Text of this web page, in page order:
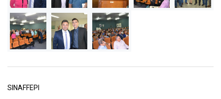
SINAFFEPI